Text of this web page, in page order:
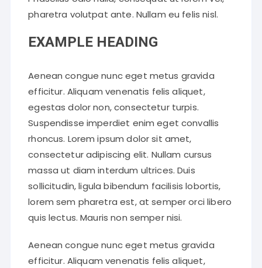
pharetra volutpat ante. Nullam eu felis nisl.
EXAMPLE HEADING
Aenean congue nunc eget metus gravida
efficitur. Aliquam venenatis felis aliquet,
egestas dolor non, consectetur turpis.
Suspendisse imperdiet enim eget convallis
rhoncus. Lorem ipsum dolor sit amet,
consectetur adipiscing elit. Nullam cursus
massa ut diam interdum ultrices. Duis
sollicitudin, ligula bibendum facilisis lobortis,
lorem sem pharetra est, at semper orci libero
quis lectus. Mauris non semper nisi.
Aenean congue nunc eget metus gravida
efficitur. Aliquam venenatis felis aliquet,